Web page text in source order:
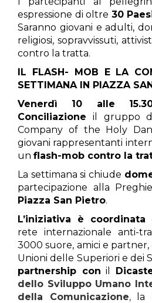
espressione di oltre 30
Saranno giovani e adulti,
religiosi, sopravvissuti,
contro la tratta.
IL FLASH- MOB E LA
SETTIMANA IN PIAZZA
Venerdì 10 alle
Conciliazione il gruppo
Company of the Holy
giovani rappresentanti
un flash-mob contro la
La settimana si chiude
partecipazione alla
Piazza San Pietro.
L’iniziativa è coordinata
rete internazionale anti-
3000 suore, amici e partner,
Unioni delle Superiori e dei
partnership con il
dello Sviluppo Umano
della Comunicazione, la